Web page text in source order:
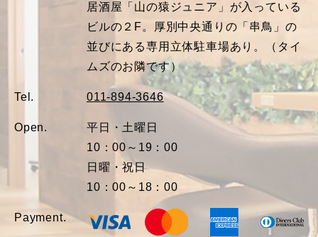
居酒屋「山の猿ジュニア」が入っている
ビルの２F。厚別中央通りの「串鳥」の
並びにある専用立体駐車場あり。（タイ
ムズのお隣です）
Tel. 011-894-3646
Open.
平日・土曜日
10：00～19：00
日曜・祝日
10：00～18：00
Payment.